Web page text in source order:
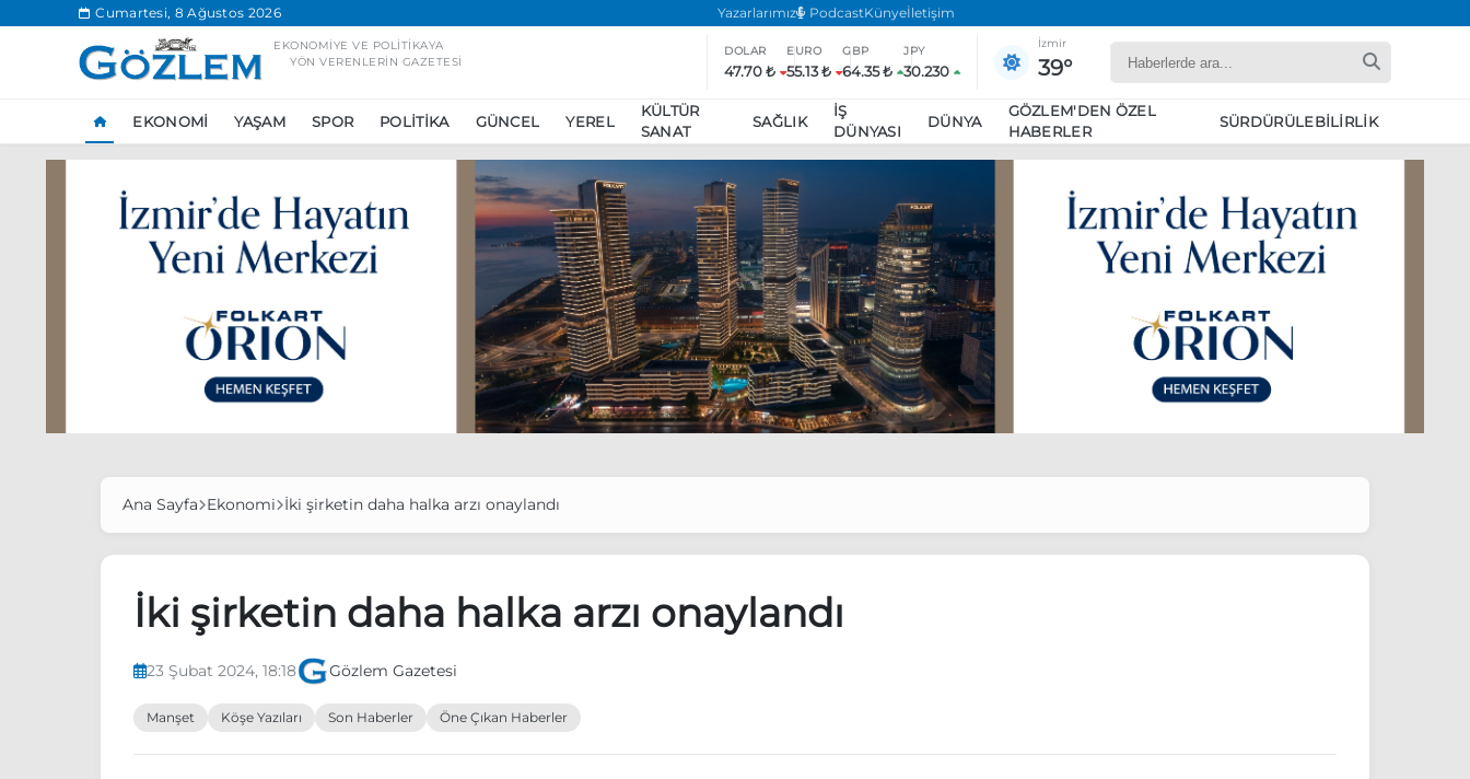
Cumartesi, 8 Ağustos 2026 Yazarlarımız PodcastKünyeİletişim
EKONOMIYE VE POLITIKAYA
YÖN VERENLERIN GAZETESI
DOLAR
47.70 ₺
EURO
55.13 ₺
GBP
64.35 ₺
JPY
30.230
İzmir
39°
EKONOMI YAŞAM SPOR POLITIKA GÜNCEL YEREL
KÜLTÜR
SANAT
SAĞLIK
İŞ
DÜNYASI
DÜNYA
GÖZLEM'DEN ÖZEL
HABERLER
SÜRDÜRÜLEBILIRLIK
Ankara’da eylem yasağı uzatıldı
Özgür Özel, Ekrem İmamoğlu’nu ziyaret edecek
Ünlü çift bir etkinliğe daha katılmama kararı aldı
Boykot
Ana Sayfa Ekonomi İki şirketin daha halka arzı onaylandı
İki şirketin daha halka arzı onaylandı
23 Şubat 2024, 18:18 Gözlem Gazetesi
Manşet Köşe Yazıları Son Haberler Öne Çıkan Haberler